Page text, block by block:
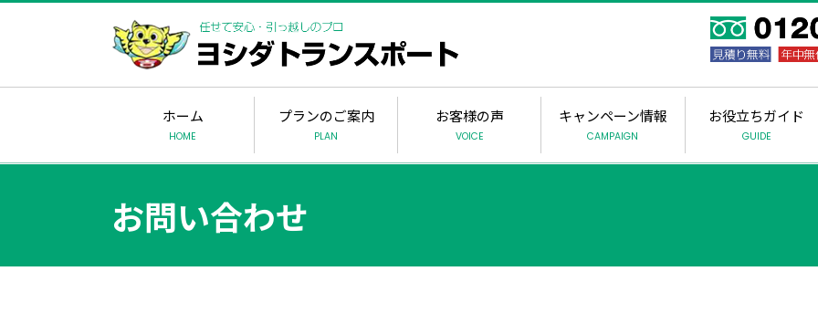
ホーム
HOME
プランのご案内
PLAN
お客様の声
VOICE
キャンペーン情報
CAMPAIGN
お役立ちガイド
GUIDE
お問い合わせ